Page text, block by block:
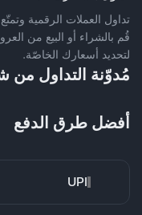
تداول العملات الرقمية
قُم بالشراء أو البيع من
لتحديد أسعارك الخاصّة.
مُدوّنة التداول
أفضل طرق الدفع
UPI